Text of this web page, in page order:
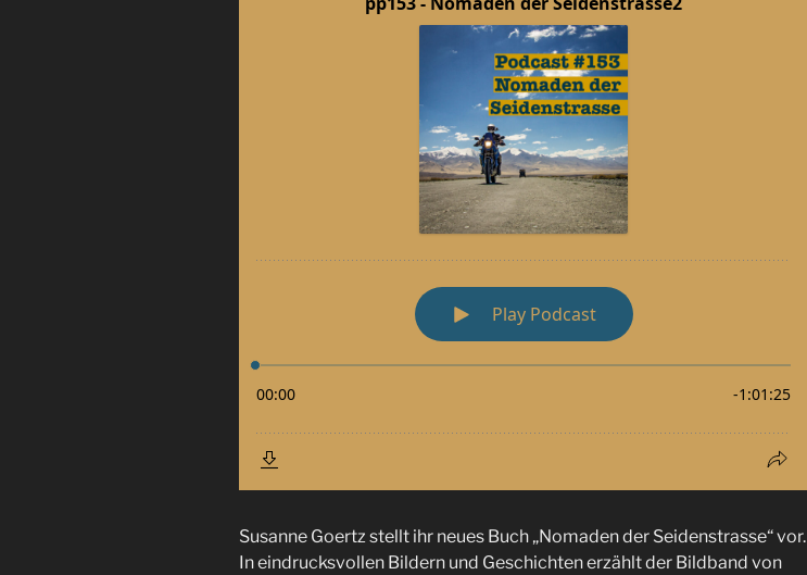
Susanne Goertz stellt ihr neues Buch „Nomaden der Seidenstrasse“ vor.
In eindrucksvollen Bildern und Geschichten erzählt der Bildband von